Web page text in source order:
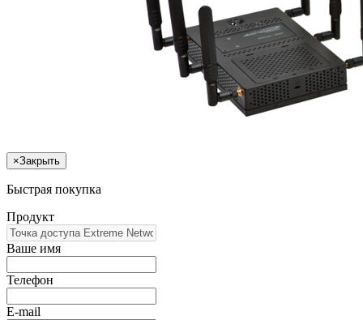
×Закрыть
Быстрая покупка
Продукт
Ваше имя
Телефон
E-mail